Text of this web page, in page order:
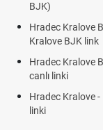
BJK)
Hradec Kralove
Kralove BJK link
Hradec Kralove
canlı linki
Hradec Kralove -
linki